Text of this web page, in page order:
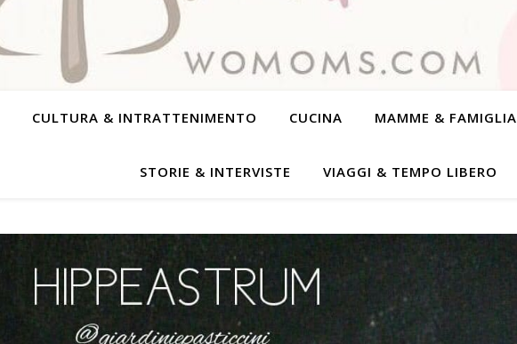
CULTURA & INTRATTENIMENTO CUCINA MAMME & FAMIGLIA
STORIE & INTERVISTE VIAGGI & TEMPO LIBERO